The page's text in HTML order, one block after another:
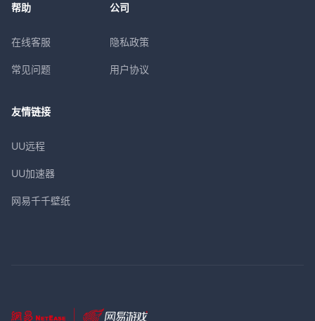
帮助
在线客服
常见问题
公司
隐私政策
用户协议
友情链接
UU远程
UU加速器
网易千千壁纸